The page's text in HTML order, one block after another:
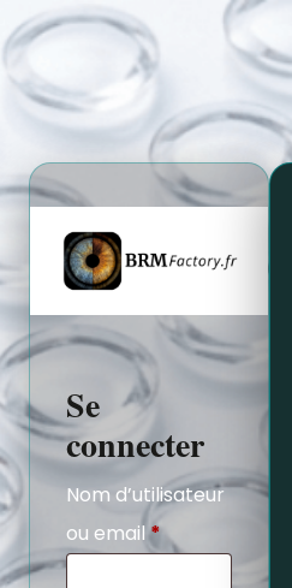
Se
connecter
Nom d’utilisateur
ou email*